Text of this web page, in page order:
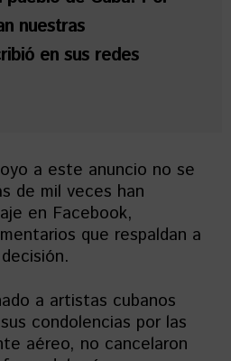
nuestras
en sus redes
a este anuncio no se
de mil veces han
en Facebook,
que respaldan a
a artistas cubanos
condolencias por las
aéreo, no cancelaron